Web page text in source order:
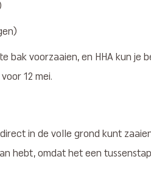
bak voorzaaien, en HHA kun je
12 mei.
in de volle grond kunt
hebt, omdat het een tussenstap